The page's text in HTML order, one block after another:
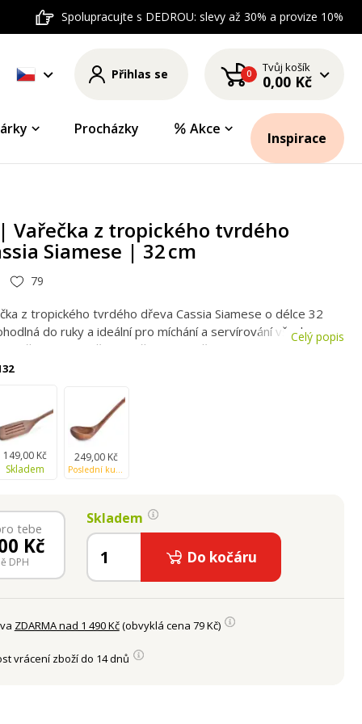
Spolupracujte s DEDROU: slevy až 30% a provize 10%
Přihlas se 0 Tvůj košík
0,00 Kč
Procházky Akce
Inspirace
Vařečka z tropického tvrdého
Siamese | 32 cm
79
z tropického tvrdého dřeva Cassia Siamese o délce 32
do ruky a ideální pro míchání a servírování všech
a přírodní doplněk do každé kuchyně.
Celý popis
149,00 Kč
Skladem
249,00 Kč
tebe
Kč
DPH
Skladem
Do kočáru
ZDARMA nad 1 490 Kč(obvyklá cena 79 Kč)
vrácení zboží do 14 dnů